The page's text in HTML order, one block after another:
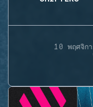
10 พฤศจิก